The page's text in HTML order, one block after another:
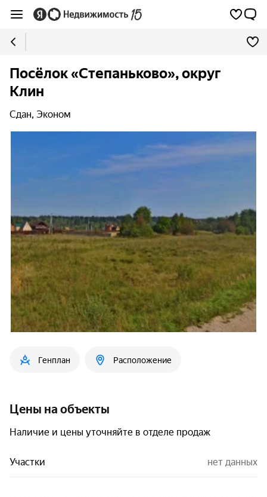
Посёлок «Степаньково», округ
Клин
Сдан, Эконом
Генплан Расположение
Цены на объекты
Наличие и цены уточняйте в отделе продаж
Участки нет данных